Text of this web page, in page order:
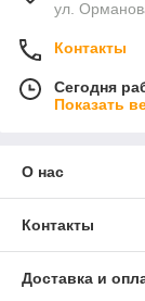
ул.
Контакты
Сегодня
Показать
О нас
Контакты
Доставка и